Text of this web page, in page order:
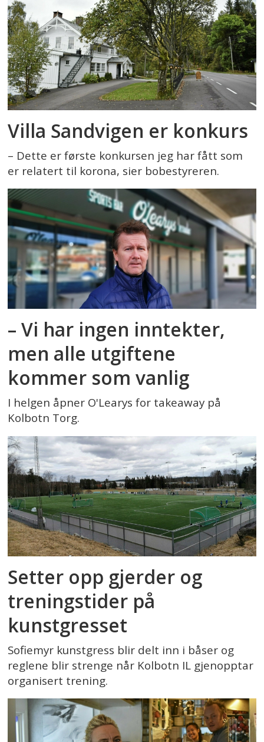
Villa Sandvigen er konkurs
– Dette er første konkursen jeg har fått som
er relatert til korona, sier bobestyreren.
– Vi har ingen inntekter,
men alle utgiftene
kommer som vanlig
I helgen åpner O'Learys for takeaway på
Kolbotn Torg.
Setter opp gjerder og
treningstider på
kunstgresset
Sofiemyr kunstgress blir delt inn i båser og
reglene blir strenge når Kolbotn IL gjenopptar
organisert trening.